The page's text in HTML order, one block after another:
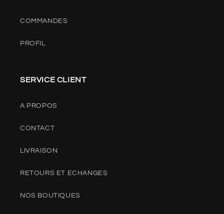
COMMANDES
PROFIL
SERVICE CLIENT
A PROPOS
CONTACT
LIVRAISON
RETOURS ET ECHANGES
NOS BOUTIQUES